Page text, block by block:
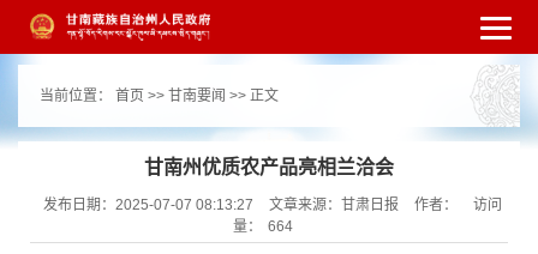
网站无障
碍 打开适老化模式 登录
当前位置： 首页 >> 甘南要闻 >> 正文
甘南州优质农产品亮相兰洽会
发布日期：2025-07-07 08:13:27 文章来源：甘肃日报 作者：
访问
量：
664